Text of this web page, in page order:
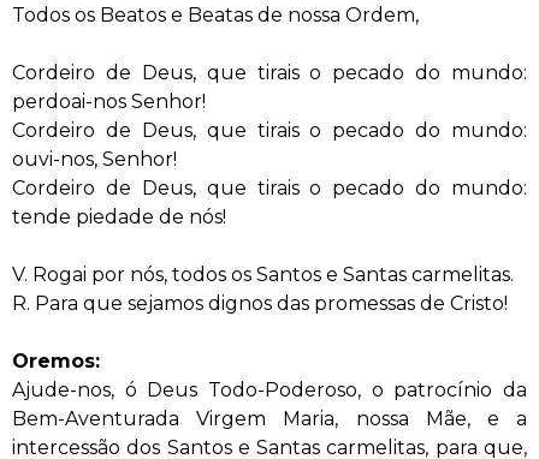
Todos os Beatos e Beatas de nossa Ordem,
Cordeiro de Deus, que tirais o pecado do mundo:
perdoai-nos Senhor!
Cordeiro de Deus, que tirais o pecado do mundo:
ouvi-nos, Senhor!
Cordeiro de Deus, que tirais o pecado do mundo:
tende piedade de nós!
V. Rogai por nós, todos os Santos e Santas carmelitas.
R. Para que sejamos dignos das promessas de Cristo!
Oremos:
Ajude-nos, ó Deus Todo-Poderoso, o patrocínio da
Bem-Aventurada Virgem Maria, nossa Mãe, e a
intercessão dos Santos e Santas carmelitas, para que,